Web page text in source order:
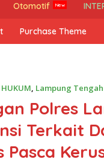
Otomotif
Purchase Theme
HUKUM, Lampung Tengah
Polres
Terkait